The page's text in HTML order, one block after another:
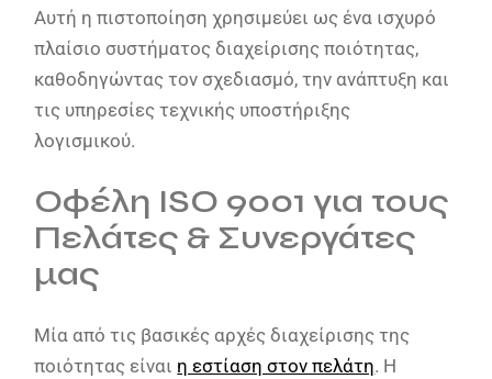
Αυτή η πιστοποίηση χρησιμεύει ως ένα ισχυρό
πλαίσιο συστήματος διαχείρισης ποιότητας,
καθοδηγώντας τον σχεδιασμό, την ανάπτυξη και
τις υπηρεσίες τεχνικής υποστήριξης
λογισμικού.
Οφέλη ISO 9001 για τους
Πελάτες & Συνεργάτες
μας
Μία από τις βασικές αρχές διαχείρισης της
ποιότητας είναι η εστίαση στον πελάτη. Η